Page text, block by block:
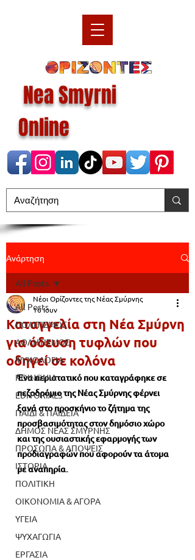
Nea Smyrni
Online
Ανάρτηση
All Posts
ΠΟΛΙΤΙΣΜΟΣ
ΑΘΛΗΤΙΣΜΟΣ
ΨΥΧΟΛΟΓΙΑ
ΚΟΙΝΩΝΙΑ
EDITORIALS
ΠΑΙΔΙ & ΠΑΙΔΕΙΑ
ΔΗΜΟΣ ΝΕΑΣ ΣΜΥΡΝΗΣ
ΠΡΟΣΩΠΑ & ΑΠΟΨΕΙΣ
ΙΣΤΟΡΙΑ
ΠΟΛΙΤΙΚΗ
ΟΙΚΟΝΟΜΙΑ & ΑΓΟΡΑ
ΥΓΕΙΑ
ΨΥΧΑΓΩΓΙΑ
ΕΡΓΑΣΙΑ
All Posts
Καταγγελία στη Νέα Σμύρνη
για όδευση τυφλών που
οδηγεί σε κολόνα
Νέοι Ορίζοντες της Νέας Σμύρνης
16 Ιουν
Ένα περιστατικό που καταγράφηκε σε
πεζοδρόμιο της Νέας Σμύρνης φέρνει
ξανά στο προσκήνιο το ζήτημα της
προσβασιμότητας στον δημόσιο χώρο
και της ουσιαστικής εφαρμογής των
προδιαγραφών που αφορούν τα άτομα
με αναπηρία.